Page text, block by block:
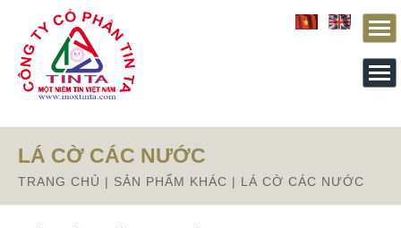
Từ mục này trở xuống là mã nguồn Zalo
LÁ CỜ CÁC NƯỚC
TRANG CHỦ | SẢN PHẨM KHÁC | LÁ CỜ CÁC NƯỚC